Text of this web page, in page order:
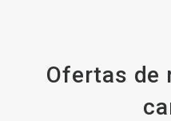
Ofertas de